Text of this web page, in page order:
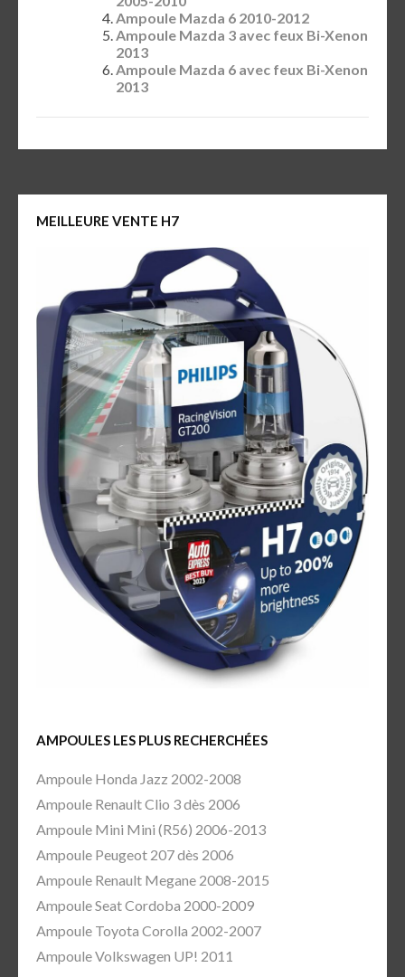
Ampoule Mazda 6 2010-2012
Ampoule Mazda 3 avec feux Bi-Xenon
2013
Ampoule Mazda 6 avec feux Bi-Xenon
2013
MEILLEURE VENTE H7
AMPOULES LES PLUS RECHERCHÉES
Ampoule Honda Jazz 2002-2008
Ampoule Renault Clio 3 dès 2006
Ampoule Mini Mini (R56) 2006-2013
Ampoule Peugeot 207 dès 2006
Ampoule Renault Megane 2008-2015
Ampoule Seat Cordoba 2000-2009
Ampoule Toyota Corolla 2002-2007
Ampoule Volkswagen UP! 2011